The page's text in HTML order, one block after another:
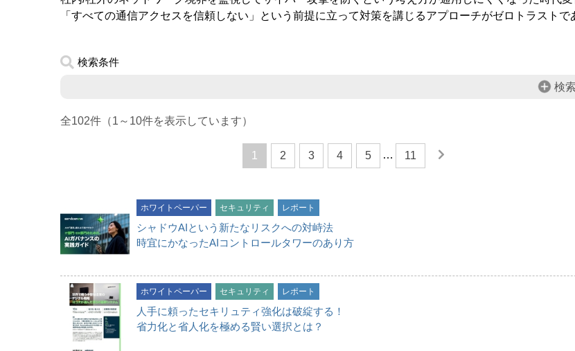
「すべての通信アクセスを信頼しない」という前提に立って対策を講じるアプローチがゼロトラストで
検索条件
検
全102件（1～10件を表示しています）
1 2 3 4 5 … 11
ホワイトペーパー セキュリティ レポート
シャドウAIという新たなリスクへの対峙法
時宜にかなったAIコントロールタワーのあり方
ホワイトペーパー セキュリティ レポート
人手に頼ったセキリュティ強化は破綻する！
省力化と省人化を極める賢い選択とは？